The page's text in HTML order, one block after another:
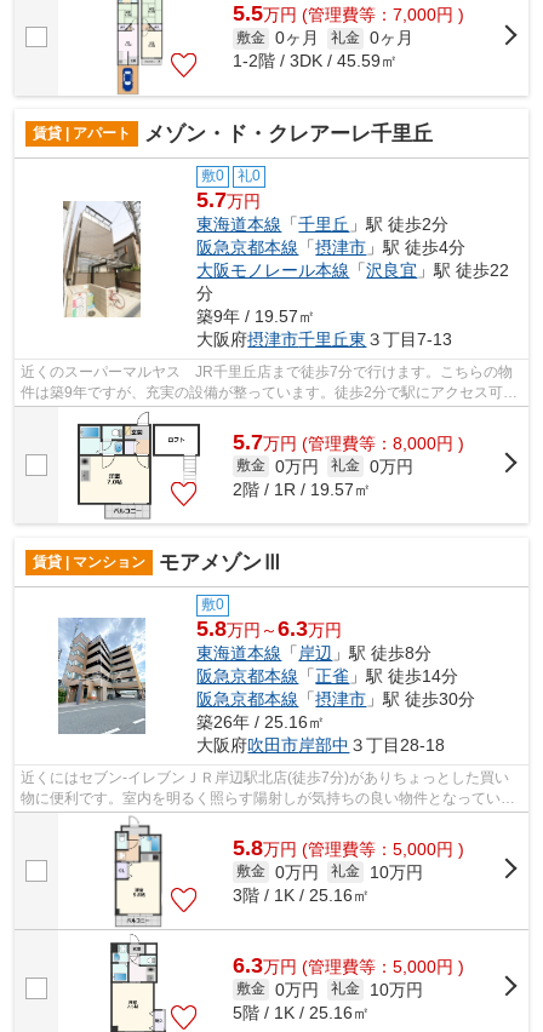
5.5万円 (管理費等：7,000円 )
敷金 0ヶ月 礼金 0ヶ月
1-2階 / 3DK / 45.59㎡
賃貸 | アパート メゾン・ド・クレアーレ千里丘
敷0 礼0
5.7万円
東海道本線 「千里丘 」駅 徒歩2分
阪急京都本線 「摂津市 」駅 徒歩4分
大阪モノレール本線 「沢良宜 」駅 徒歩22
分
築9年 / 19.57㎡
大阪府摂津市千里丘東 ３丁目7-13
近くのスーパーマルヤス JR千里丘店まで徒歩7分で行けます。こちらの物
件は築9年ですが、充実の設備が整っています。徒歩2分で駅にアクセス可能
な、魅力的な駅近物件です。敷地内ごみ...
5.7万円 (管理費等：8,000円 )
敷金 0万円 礼金 0万円
2階 / 1R / 19.57㎡
賃貸 | マンション モアメゾンⅢ
敷0
5.8万円～6.3万円
東海道本線 「 岸辺 」駅 徒歩8分
阪急京都本線 「正雀 」駅 徒歩14分
阪急京都本線 「摂津市 」駅 徒歩30分
築26年 / 25.16㎡
大阪府吹田市岸部中 ３丁目28-18
近くにはセブン-イレブンＪＲ岸辺駅北店(徒歩7分)がありちょっとした買い
物に便利です。室内を明るく照らす陽射しが気持ちの良い物件となっていま
す。駅から徒歩8分にある物件なので、...
5.8万円 (管理費等：5,000円 )
敷金 0万円 礼金
10万円
3階 / 1K / 25.16㎡
6.3万円 (管理費等：5,000円 )
敷金 0万円 礼金
10万円
5階 / 1K / 25.16㎡